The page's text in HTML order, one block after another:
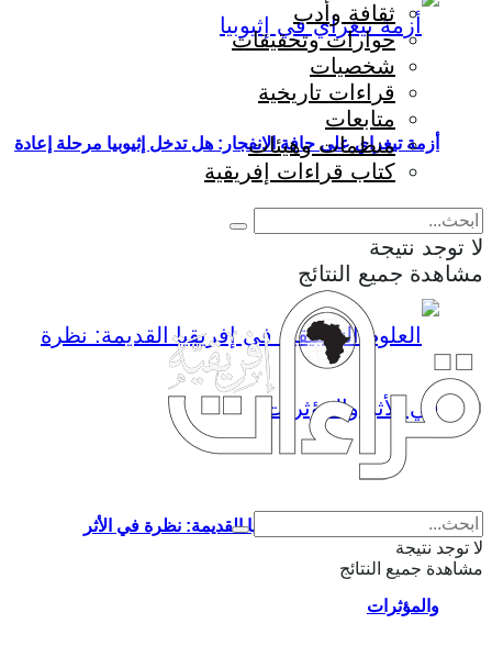
أزمة تيغراي على حافة الانفجار: هل تدخل إثيوبيا مرحلة إعادة
إنتاج الحرب؟
العلوم التطبيقية في إفريقيا القديمة: نظرة في الأثر
والمؤثرات
ثقافة وأدب
حوارات وتحقيقات
شخصيات
قراءات تاريخية
متابعات
منظمات وهيئات
كتاب قراءات إفريقية
لا توجد نتيجة
مشاهدة جميع النتائج
لا توجد نتيجة
مشاهدة جميع النتائج